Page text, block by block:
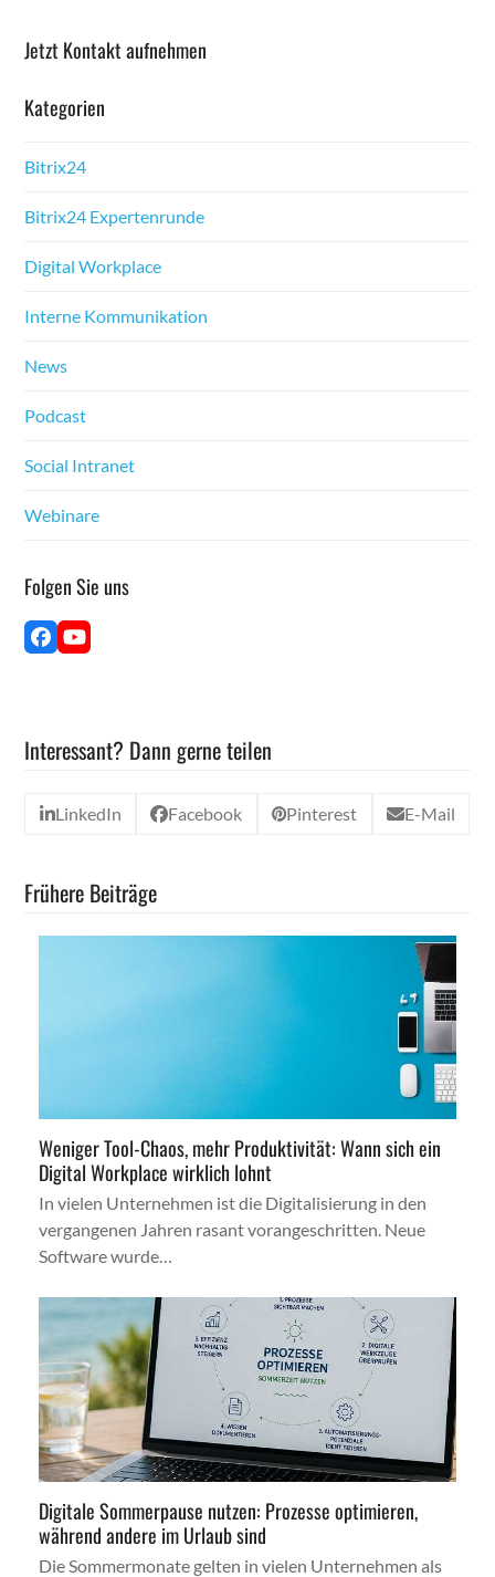
Jet­zt Kon­takt aufnehmen
Kat­e­gorien
Bitrix24
Bitrix24 Experten­runde
Dig­i­tal Work­place
Interne Kom­mu­nika­tion
News
Pod­cast
Social Intranet
Webina­re
Fol­gen Sie uns
Face­YouTube
Interessant? Dann gerne teilen
LinkedIn Facebook Pinterest E-Mail
Frühere Beiträge
Weniger Tool-Chaos, mehr Produktivität: Wann sich ein
Digital Workplace wirklich lohnt
In vielen Unternehmen ist die Digitalisierung in den
vergangenen Jahren rasant vorangeschritten. Neue
Software wurde…
Digitale Sommerpause nutzen: Prozesse optimieren,
während andere im Urlaub sind
Die Sommermonate gelten in vielen Unternehmen als